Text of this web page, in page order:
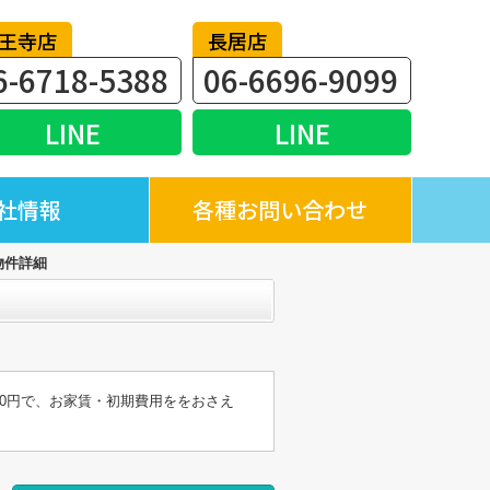
寺店
6718-5388
LINE
長居店
06-6696-9099
LINE
情報 各種お問い合わせ
件詳細
で、お家賃・初期費用ををおさえ